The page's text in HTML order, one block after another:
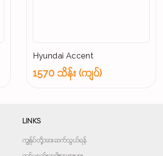
Hyundai Accent
1570 သိန်း (ကျပ်)
LINKS
ကျွန်ုပ်တို့အားဆက်သွယ်ရန်